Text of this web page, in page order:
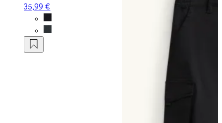
35,99 €